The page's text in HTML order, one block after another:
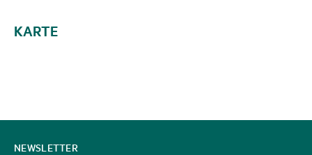
KARTE
KONTAKT
NEWSLETTER